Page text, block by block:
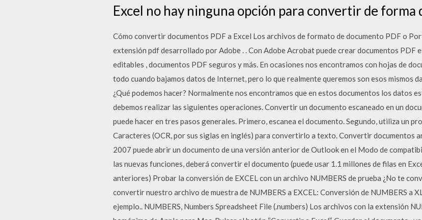
Excel no hay ninguna opción para convertir de
Cómo convertir documentos PDF a Excel Los archivos de formato de documento PDF o
extensión pdf desarrollado por Adobe . . Con Adobe Acrobat puede crear documentos PDF
editables , documentos PDF seguros y más. En ocasiones nos encontramos con hojas de
todo cuando bajamos datos de Internet, pero lo que realmente queremos son esos mismos
¿Qué podemos hacer? Normalmente nos encontramos que en estos documentos los datos
debemos realizar las siguientes operaciones. Convertir un documento escaneado en un
puede hacer en tres pasos generales. Primero, escanea el documento. Segundo, utiliza un
Caracteres (OCR, por sus siglas en inglés) para convertirlo a texto. Convertir documentos
2007 puede abrir un documento de una versión anterior de Outlook en el Modo de
las nuevas funciones, deberá convertir el documento (puede usar 1.1 millones de filas en
anteriores) Probar la conversión de EXCEL con un archivo NUMBERS de prueba ¿No te
convertir nuestro archivo de muestra de NUMBERS a EXCEL: Conversión de NUMBERS a
ejemplo.. NUMBERS, Numbers Spreadsheet File (.numbers) Los archivos con la extensión